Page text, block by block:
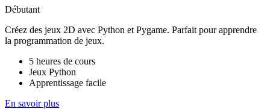
Débutant
Créez des jeux 2D avec Python et Pygame. Parfait pour apprendre
la programmation de jeux.
5 heures de cours
Jeux Python
Apprentissage facile
En savoir plus